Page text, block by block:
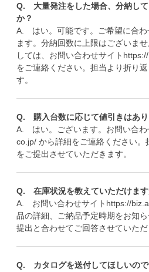
Q. 大量発注をした場合、分納し
か？
A. はい。可能です。ご希望に合わ
ます。分納回数に上限はございま
しては、お問い合わせサイト
をご連絡ください。担当より折り
す。
Q. 購入台数に応じて値引きはあり
A. はい。ございます。お問い合わ
co.jp/ から詳細をご連絡ください。
をご提出させていただきます。
Q. 在庫状況を教えていただけます
A. お問い合わせサイト https://
品の詳細、ご納品予定時期をお知
提出と合わせてご回答させていただ
Q. カタログを送付してほしいので